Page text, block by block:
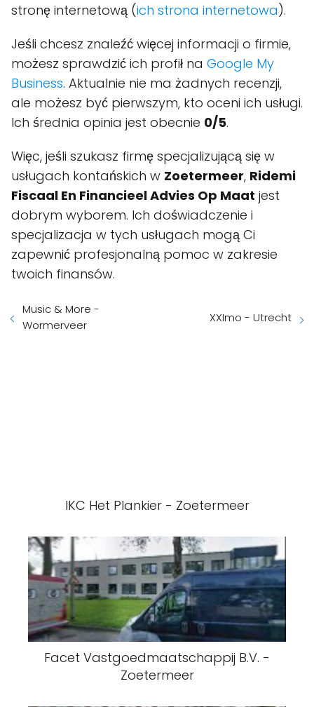
stronę internetową (ich strona internetowa).
Jeśli chcesz znaleźć więcej informacji o firmie,
możesz sprawdzić ich profił na Google My
Business. Aktualnie nie ma żadnych recenzji,
ale możesz być pierwszym, kto oceni ich usługi.
Ich średnia opinia jest obecnie 0/5.
Więc, jeśli szukasz firmę specjalizującą się w
usługach kontańskich w Zoetermeer, Ridemi
Fiscaal En Financieel Advies Op Maat jest
dobrym wyborem. Ich doświadczenie i
specjalizacja w tych usługach mogą Ci
zapewnić profesjonalną pomoc w zakresie
twoich finansów.
Music & More -
Wormerveer
XXImo - Utrecht
IKC Het Plankier - Zoetermeer
Facet Vastgoedmaatschappij B.V. -
Zoetermeer